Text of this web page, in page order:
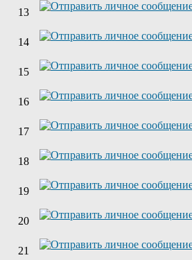
13
14
15
16
17
18
19
20
21